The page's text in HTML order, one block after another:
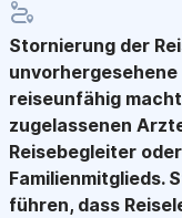
Stornierung der
unvorhergesehene
reiseunfähig
zugelassenen
Reisebegleiter
Familienmitglieds.
führen, dass